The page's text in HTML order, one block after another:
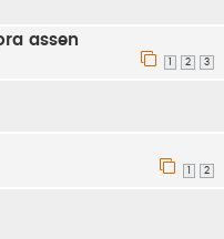
assen
2 3
2